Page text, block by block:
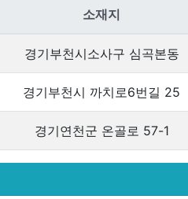
소재지
경기부천시소사구 심곡본동
경기부천시 까치로6번길 25
경기연천군 온골로 57-1